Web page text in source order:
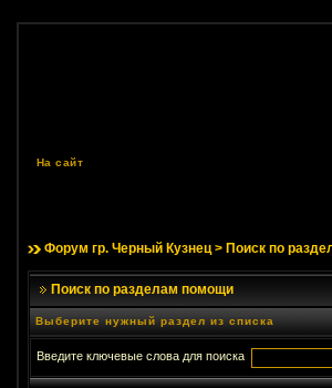
На сайт
Форум гр. Черный Кузнец> Поиск по
Поиск по разделам помощи
Выберите нужный раздел из списка
Введите ключевые слова для поиска